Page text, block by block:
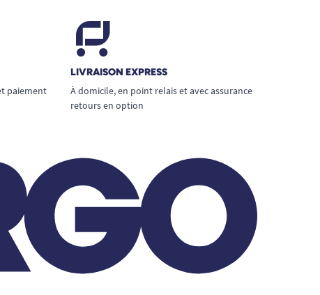
paiement
LIVRAISON EXPRESS
À domicile, en point relais et avec assurance
retours en option